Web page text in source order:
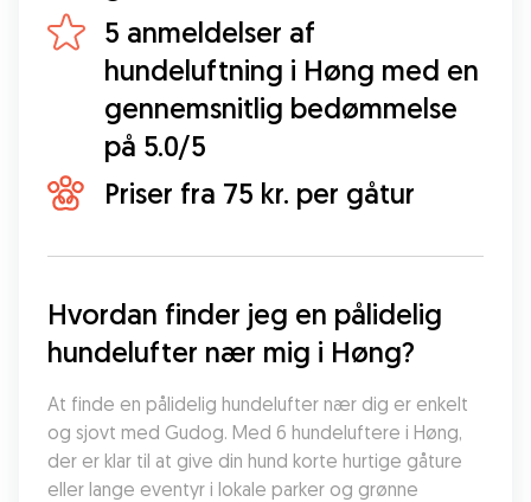
5 anmeldelser af
hundeluftning i Høng med en
gennemsnitlig bedømmelse
på 5.0/5
Priser fra 75 kr. per gåtur
Hvordan finder jeg en pålidelig
hundelufter nær mig i Høng?
At finde en pålidelig hundelufter nær dig er enkelt
og sjovt med Gudog. Med 6 hundeluftere i Høng,
der er klar til at give din hund korte hurtige gåture
eller lange eventyr i lokale parker og grønne